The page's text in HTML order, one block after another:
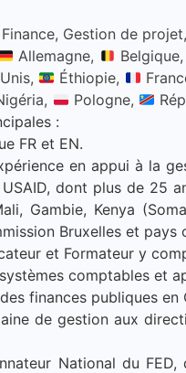
Finance, Gestion de projet,
Allemagne, Belgique,
Éthiopie,
Pologne,
:
FR et EN.
en appui à la
USAID, dont plus de 25
Gambie, Kenya
Bruxelles et
et Formateur y
comptables et
finances publiques en
de gestion aux
National du